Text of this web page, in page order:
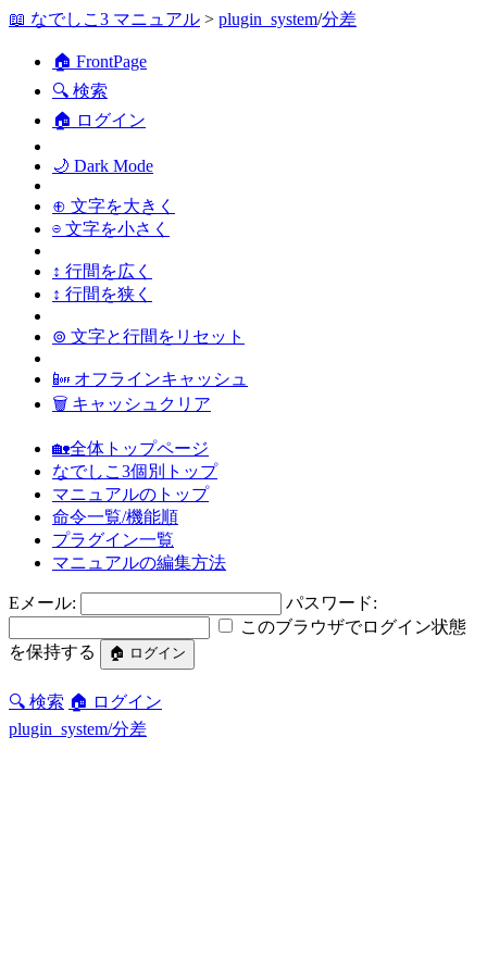
📖 なでしこ3 マニュアル > plugin_system/分差
🏠 FrontPage
🔍 検索
🏠 ログイン
🌙 Dark Mode
⊕ 文字を大きく
⊖ 文字を小さく
↕ 行間を広く
↕ 行間を狭く
⊚ 文字と行間をリセット
📴 オフラインキャッシュ
🗑 キャッシュクリア
🏡全体トップページ
なでしこ3個別トップ
マニュアルのトップ
命令一覧/機能順
プラグイン一覧
マニュアルの編集方法
Eメール:
パスワード:
このブラウザでログイン状態
を保持する
🔍 検索 🏠 ログイン
plugin_system/分差